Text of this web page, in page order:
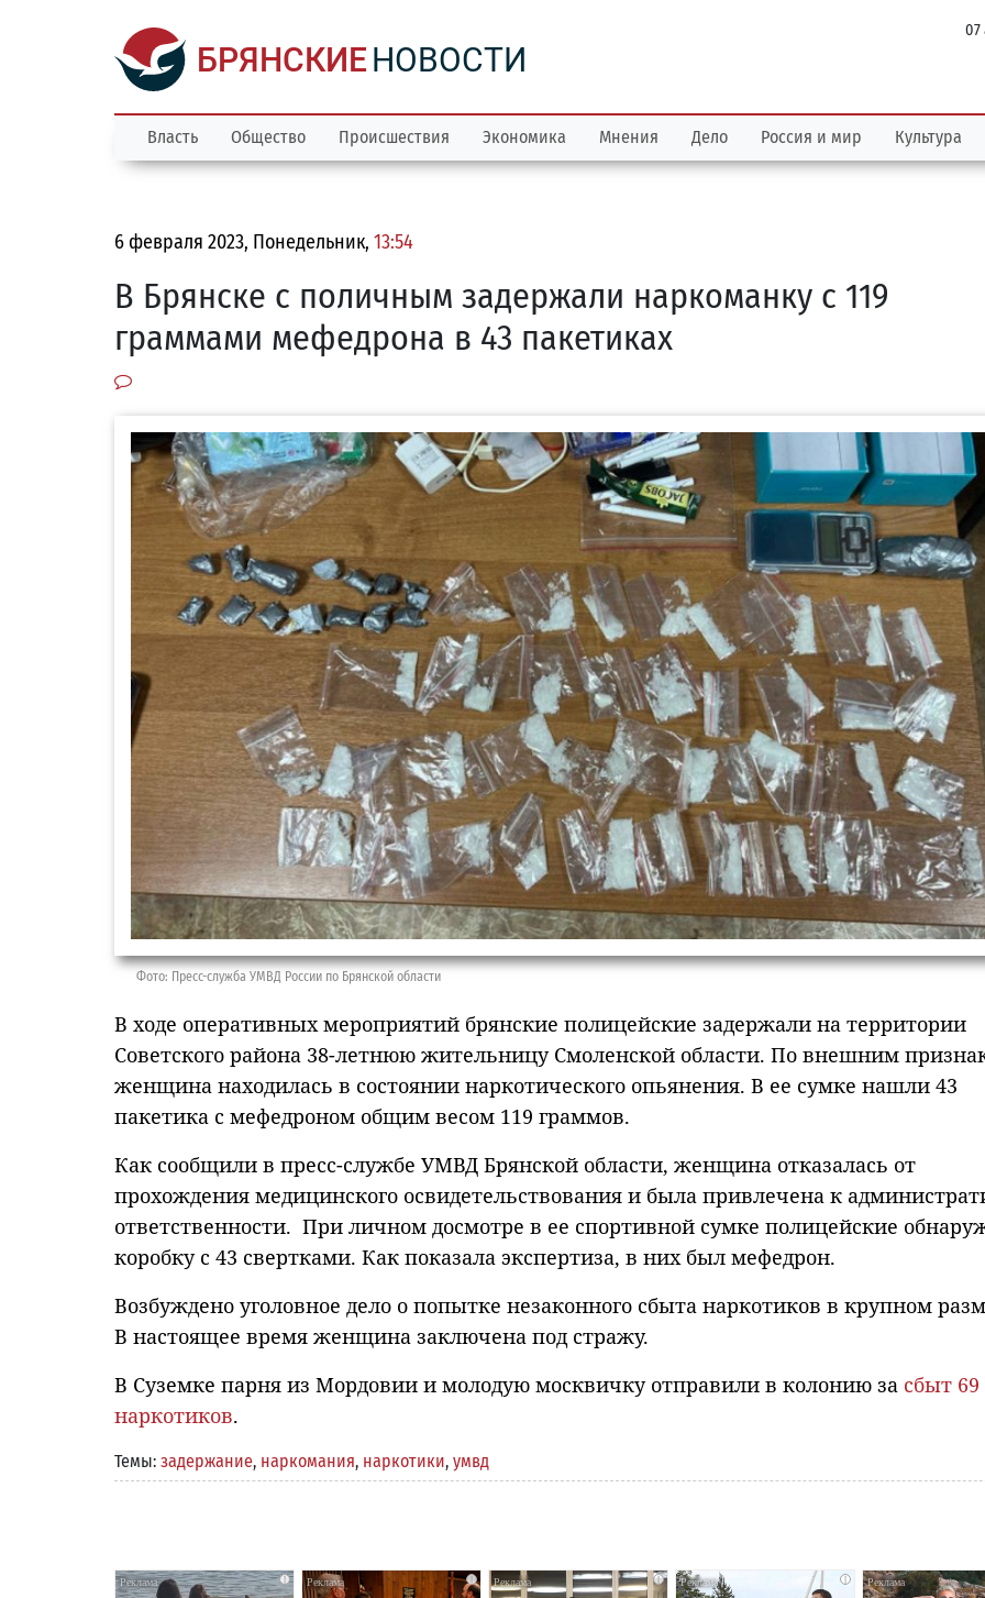
БРЯНСКИЕНОВОСТИ
07
Власть Общество Происшествия Экономика Мнения Дело Россия и мир Культура
6 февраля 2023, Понедельник, 13:54
В Брянске с поличным задержали наркоманку с 119
граммами мефедрона в 43 пакетиках
Фото: Пресс-служба УМВД России по Брянской области
В ходе оперативных мероприятий брянские полицейские задержали на территории
Советского района 38-летнюю жительницу Смоленской области. По внешним
женщина находилась в состоянии наркотического опьянения. В ее сумке нашли 43
пакетика с мефедроном общим весом 119 граммов.
Как сообщили в пресс-службе УМВД Брянской области, женщина отказалась от
прохождения медицинского освидетельствования и была привлечена к
ответственности. При личном досмотре в ее спортивной сумке полицейские
коробку с 43 свертками. Как показала экспертиза, в них был мефедрон.
Возбуждено уголовное дело о попытке незаконного сбыта наркотиков в крупном
В настоящее время женщина заключена под стражу.
В Суземке парня из Мордовии и молодую москвичку отправили в колонию за сбыт 69
наркотиков.
Темы: задержание, наркомания, наркотики, умвд
i i i i